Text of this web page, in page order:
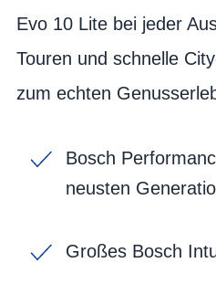
Evo 10 Lite bei jeder
Touren und schnelle
zum echten
Bosch
neusten
Großes Bosch